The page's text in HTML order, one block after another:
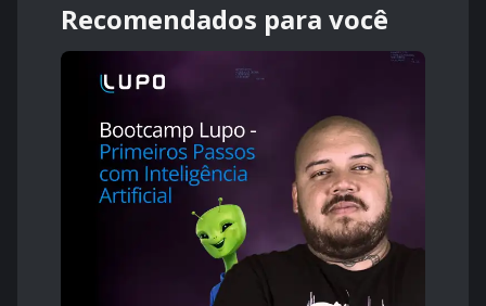
Recomendados para você